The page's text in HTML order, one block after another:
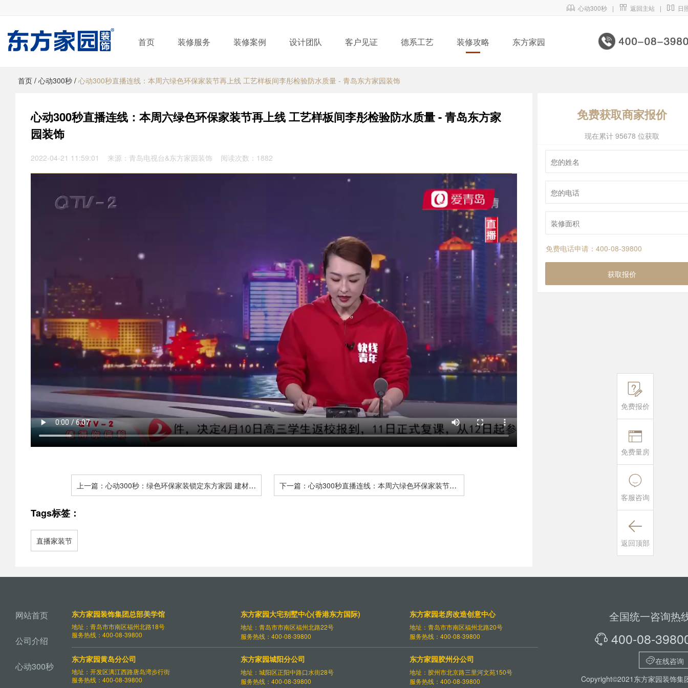
 心动300秒 |  返回主站 |  日
首页 装修服务 装修案例 设计团队 客户见证 德系工艺 装修攻略 东方家园
首页 / 心动300秒 / 心动300秒直播连线：本周六绿色环保家装节再上线 工艺样板间李彤检验防水质量 - 青岛东方家园装饰
心动300秒直播连线：本周六绿色环保家装节再上线 工艺样板间李彤检验防水质量 - 青岛东方家
园装饰
2022-04-21 11:59:01 来源：青岛电视台&东方家园装饰 阅读次数：1882
上一篇：心动300秒：绿色环保家装锁定东方家园 建材品
下一篇：心动300秒直播连线：本周六绿色环保家装节再
Tags标签：
直播家装节
免费获取商家报价
现在累计 95678 位获取
免费电话申请：400-08-39800
获取报价
网站首页
公司介绍
心动300秒
东方家园装饰集团总部美学馆
地址：青岛市市南区福州北路18号
服务热线：400-08-39800
东方家园大宅别墅中心(香港东方国际)
地址：青岛市市南区福州北路22号
服务热线：400-08-39800
东方家园老房改造创意中心
地址：青岛市市南区福州北路20号
服务热线：400-08-39800
东方家园黄岛分公司
地址：开发区漓江西路唐岛湾步行街
服务热线：400-08-39800
东方家园城阳分公司
地址：城阳区正阳中路口水街28号
服务热线：400-08-39800
东方家园胶州分公司
地址：胶州市北京路三里河文苑150号
服务热线：400-08-39800
全国统一咨询热
 400-08-
在线咨询
Copyright©2021东方家园装饰集

免费报价

免费量房

客服咨询

返回顶部